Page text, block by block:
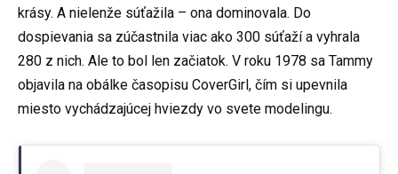
krásy. A nielenže súťažila – ona dominovala. Do
dospievania sa zúčastnila viac ako 300 súťaží a vyhrala
280 z nich. Ale to bol len začiatok. V roku 1978 sa Tammy
objavila na obálke časopisu CoverGirl, čím si upevnila
miesto vychádzajúcej hviezdy vo svete modelingu.